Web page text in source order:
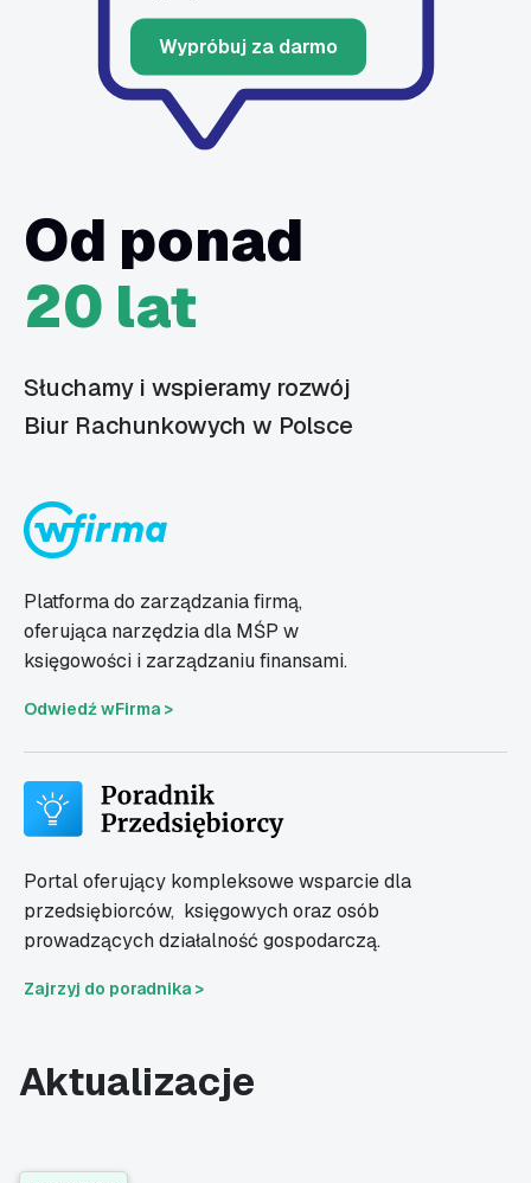
Wypróbuj za darmo
Od ponad
20 lat
Słuchamy i wspieramy rozwój
Biur Rachunkowych w Polsce
Platforma do zarządzania firmą,
oferująca narzędzia dla MŚP w
księgowości i zarządzaniu finansami.
Odwiedź wFirma >
Portal oferujący kompleksowe wsparcie dla
przedsiębiorców, księgowych oraz osób
prowadzących działalność gospodarczą.
Zajrzyj do poradnika >
Aktualizacje